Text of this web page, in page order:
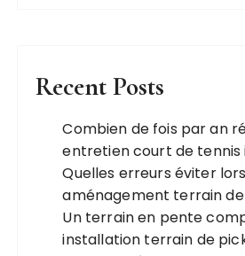
Recent Posts
Combien de fois par an
entretien court de tennis
Quelles erreurs éviter lors
aménagement terrain
Un terrain en pente
installation terrain de